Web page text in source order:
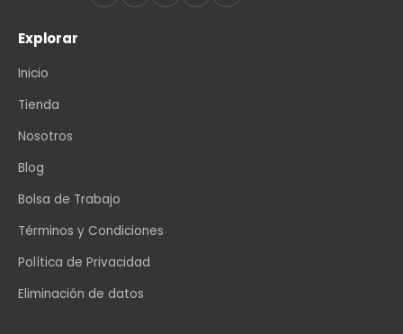
Explorar
Inicio
Tienda
Nosotros
Blog
Bolsa de Trabajo
Términos y Condiciones
Política de Privacidad
Eliminación de datos